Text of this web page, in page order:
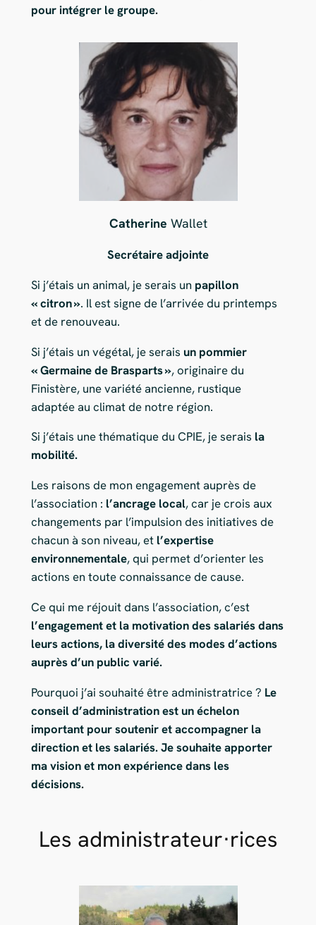
pour intégrer le groupe.
Catherine Wallet
Secrétaire adjointe
Si j’étais un animal, je serais un papillon
« citron ». Il est signe de l’arrivée du printemps
et de renouveau.
Si j’étais un végétal, je serais un pommier
« Germaine de Brasparts », originaire du
Finistère, une variété ancienne, rustique
adaptée au climat de notre région.
Si j’étais une thématique du CPIE, je serais la
mobilité.
Les raisons de mon engagement auprès de
l’association : l’ancrage local, car je crois aux
changements par l’impulsion des initiatives de
chacun à son niveau, et l’expertise
environnementale, qui permet d’orienter les
actions en toute connaissance de cause.
Ce qui me réjouit dans l’association, c’est
l’engagement et la motivation des salariés dans
leurs actions, la diversité des modes d’actions
auprès d’un public varié.
Pourquoi j’ai souhaité être administratrice ? Le
conseil d’administration est un échelon
important pour soutenir et accompagner la
direction et les salariés. Je souhaite apporter
ma vision et mon expérience dans les
décisions.
Les administrateur·rices